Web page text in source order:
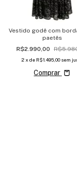
Vestido godê com
paetês
R$2.990,00
2 x de R$1.495,00 sem
Comprar